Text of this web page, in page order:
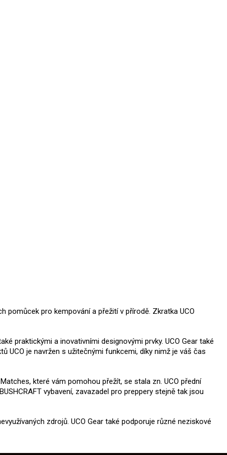
pomůcek pro kempování a přežití v přírodě. Zkratka UCO
praktickými a inovativními designovými prvky. UCO Gear také
UCO je navržen s užitečnými funkcemi, díky nimž je váš čas
které vám pomohou přežít, se stala zn. UCO přední
vybavení, zavazadel pro preppery stejně tak jsou
zdrojů. UCO Gear také podporuje různé neziskové